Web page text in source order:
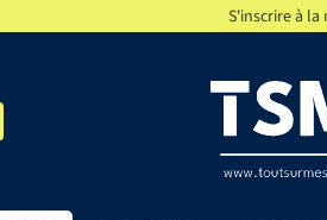
S'inscrire à